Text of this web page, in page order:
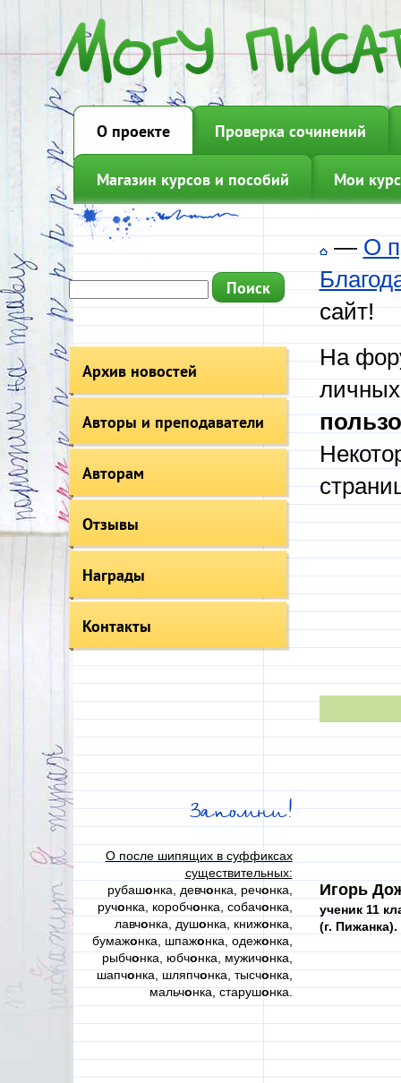
О проекте Проверка сочинений
Магазин курсов и пособий Мои
Архив новостей
Авторы и преподаватели
Авторам
Отзывы
Награды
Контакты
Запомни!
О после шипящих в суффиксах
существительных:
рубашонка, девчонка, речонка,
ручонка, коробчонка, собачонка,
лавчонка, душонка, книжонка,
бумажонка, шпажонка, одежонка,
рыбчонка, юбчонка, мужичонка,
шапчонка, шляпчонка, тысчонка,
мальчонка, старушонка.
—О
сайт!
На
Игорь
ученик 11
(г. Пижанка).